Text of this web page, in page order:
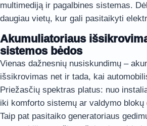
multimediją ir pagalbines sistemas.
daugiau vietų, kur gali pasitaikyti
Akumuliatoriaus
sistemos bėdos
Vienas dažnesnių nusiskundimų –
išsikrovimas net ir tada, kai
Priežasčių spektras platus: nuo
iki komforto sistemų ar valdymo blokų
Taip pat pasitaiko generatoriaus